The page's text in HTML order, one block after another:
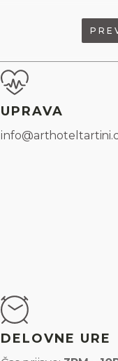
UPRAVA
DELOVNE URE